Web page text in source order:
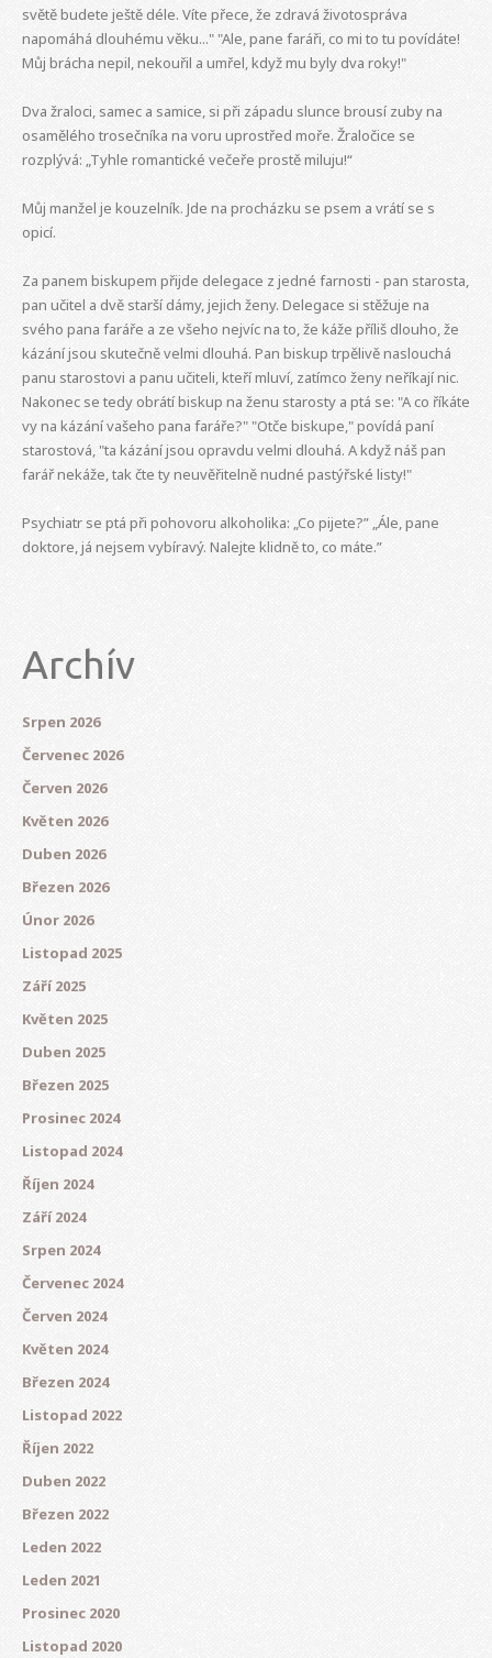
světě budete ještě déle. Víte přece, že zdravá životospráva
napomáhá dlouhému věku..." "Ale, pane faráři, co mi to tu povídáte!
Můj brácha nepil, nekouřil a umřel, když mu byly dva roky!"
Dva žraloci, samec a samice, si při západu slunce brousí zuby na
osamělého trosečníka na voru uprostřed moře. Žraločice se
rozplývá: „Tyhle romantické večeře prostě miluju!“
Můj manžel je kouzelník. Jde na procházku se psem a vrátí se s
opicí.
Za panem biskupem přijde delegace z jedné farnosti - pan starosta,
pan učitel a dvě starší dámy, jejich ženy. Delegace si stěžuje na
svého pana faráře a ze všeho nejvíc na to, že káže příliš dlouho, že
kázání jsou skutečně velmi dlouhá. Pan biskup trpělivě naslouchá
panu starostovi a panu učiteli, kteří mluví, zatímco ženy neříkají nic.
Nakonec se tedy obrátí biskup na ženu starosty a ptá se: "A co říkáte
vy na kázání vašeho pana faráře?" "Otče biskupe," povídá paní
starostová, "ta kázání jsou opravdu velmi dlouhá. A když náš pan
farář nekáže, tak čte ty neuvěřitelně nudné pastýřské listy!"
Psychiatr se ptá při pohovoru alkoholika: „Co pijete?” „Ále, pane
doktore, já nejsem vybíravý. Nalejte klidně to, co máte.”
Archív
Srpen 2026
Červenec 2026
Červen 2026
Květen 2026
Duben 2026
Březen 2026
Únor 2026
Listopad 2025
Září 2025
Květen 2025
Duben 2025
Březen 2025
Prosinec 2024
Listopad 2024
Říjen 2024
Září 2024
Srpen 2024
Červenec 2024
Červen 2024
Květen 2024
Březen 2024
Listopad 2022
Říjen 2022
Duben 2022
Březen 2022
Leden 2022
Leden 2021
Prosinec 2020
Listopad 2020